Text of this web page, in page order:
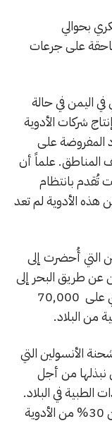
بحوالي
على جرعات
اليمن في حالة
شركات الأدوية
المفروضة على
المناطق. علماً أن
تُقدم بانتظام
هذه الأدوية لم تعد
أمبولة أنسولين التي أُحضرت إلى
طريق البحر إلى
عدن خلال الأسبوعين المقبلين. وستحتوي على 70,000
من البلاد.
الأنسولين التي
نبذلها من أجل
الطبية في البلاد.
فقد دخل إلى اليمن في عام 2015 أقلّ من 30% من الأدوية